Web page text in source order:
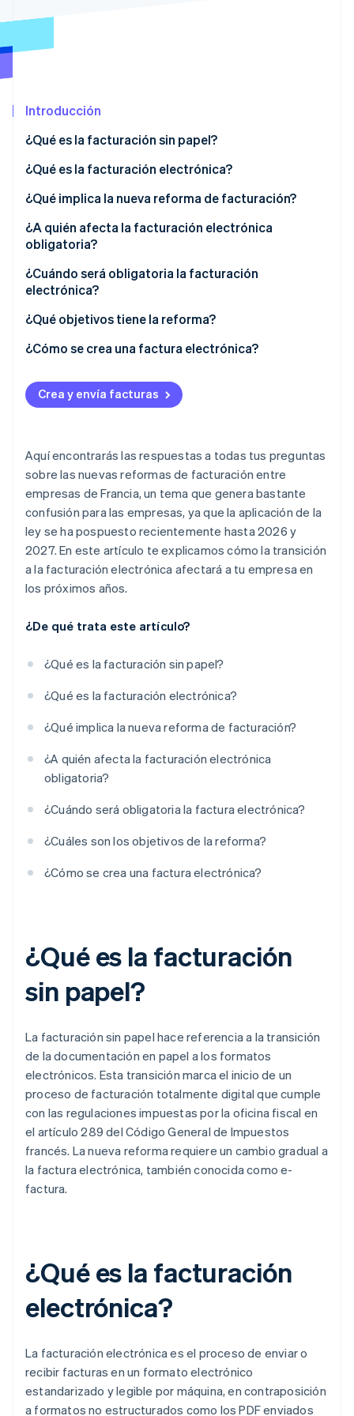
Radar
Eliminación de dióxido de carbono
Identity
Verificación de identidad en línea
Stripe Sessions 2026
para la IA.
Ver ahora
Introducción
¿Qué es la facturación sin papel?
¿Qué es la facturación electrónica?
¿Qué implica la nueva reforma de facturación?
¿A quién afecta la facturación electrónica
obligatoria?
¿Cuándo será obligatoria la facturación
electrónica?
¿Qué objetivos tiene la reforma?
¿Cómo se crea una factura electrónica?
Cómo usar Stripe Billing para la facturación
electrónica con proveedores de marketplaces de
aplicaciones de terceros
Crea y envía facturas
Aquí encontrarás las respuestas a todas tus preguntas
sobre las nuevas reformas de facturación entre
empresas de Francia, un tema que genera bastante
confusión para las empresas, ya que la aplicación de la
ley se ha pospuesto recientemente hasta 2026 y
2027. En este artículo te explicamos cómo la transición
a la facturación electrónica afectará a tu empresa en
los próximos años.
¿De qué trata este artículo?
¿Qué es la facturación sin papel?
¿Qué es la facturación electrónica?
¿Qué implica la nueva reforma de facturación?
¿A quién afecta la facturación electrónica
obligatoria?
¿Cuándo será obligatoria la factura electrónica?
¿Cuáles son los objetivos de la reforma?
¿Cómo se crea una factura electrónica?
¿Qué es la facturación
sin papel?
La facturación sin papel hace referencia a la transición
de la documentación en papel a los formatos
electrónicos. Esta transición marca el inicio de un
proceso de facturación totalmente digital que cumple
con las regulaciones impuestas por la oficina fiscal en
el artículo 289 del Código General de Impuestos
francés. La nueva reforma requiere un cambio gradual a
la factura electrónica, también conocida como e-
factura.
¿Qué es la facturación
electrónica?
La facturación electrónica es el proceso de enviar o
recibir facturas en un formato electrónico
estandarizado y legible por máquina, en contraposición
a formatos no estructurados como los PDF enviados